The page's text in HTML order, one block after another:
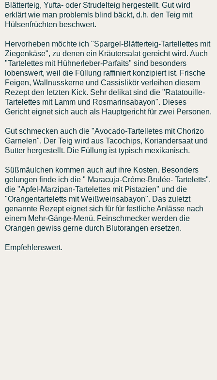
Blätterteig, Yufta- oder Strudelteig hergestellt. Gut wird
erklärt wie man problemls blind bäckt, d.h. den Teig mit
Hülsenfrüchten beschwert.
Hervorheben möchte ich "Spargel-Blätterteig-Tartellettes mit
Ziegenkäse", zu denen ein Kräutersalat gereicht wird. Auch
"Tartelettes mit Hühnerleber-Parfaits" sind besonders
lobenswert, weil die Füllung raffiniert konzipiert ist. Frische
Feigen, Wallnusskerne und Cassislikör verleihen diesem
Rezept den letzten Kick. Sehr delikat sind die "Ratatouille-
Tartelettes mit Lamm und Rosmarinsabayon". Dieses
Gericht eignet sich auch als Hauptgericht für zwei Personen.
Gut schmecken auch die "Avocado-Tartelletes mit Chorizo
Garnelen". Der Teig wird aus Tacochips, Koriandersaat und
Butter hergestellt. Die Füllung ist typisch mexikanisch.
Süßmäulchen kommen auch auf ihre Kosten. Besonders
gelungen finde ich die " Maracuja-Créme-Brulée- Tarteletts",
die "Apfel-Marzipan-Tartelettes mit Pistazien" und die
"Orangentarteletts mit Weißweinsabayon". Das zuletzt
genannte Rezept eignet sich für für festliche Anlässe nach
einem Mehr-Gänge-Menü. Feinschmecker werden die
Orangen gewiss gerne durch Blutorangen ersetzen.
Empfehlenswert.